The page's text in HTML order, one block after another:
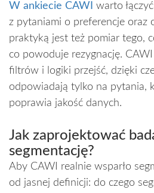
W ankiecie CAWI
warto
z pytaniami o preferencje oraz
praktyką jest też pomiar tego,
co powoduje rezygnację.
filtrów i logiki przejść, dzięki
odpowiadają tylko na pytania,
poprawia jakość danych.
Jak zaprojektować
segmentację?
Aby CAWI realnie wsparło
od jasnej definicji: do czego